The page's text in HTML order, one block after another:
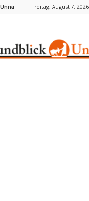
Unna Freitag, August 7, 2026